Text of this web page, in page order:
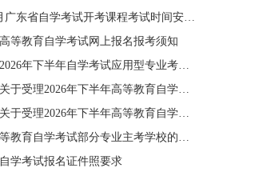
关于公布2027年1月广东省自学考试开考课程考试时间安排和使用教材的通知
等教育自学考试网上报名报考须知
关于西南财经大学2026年下半年自学考试应用型专业考籍更改办理的通知
四川省教育考试院关于受理2026年下半年高等教育自学考试省际转考申请的通告
四川省教育考试院关于受理2026年下半年高等教育自学考试考籍更改申请的通告
关于调整广东省高等教育自学考试部分专业主考学校的通知
学考试报名证件照要求